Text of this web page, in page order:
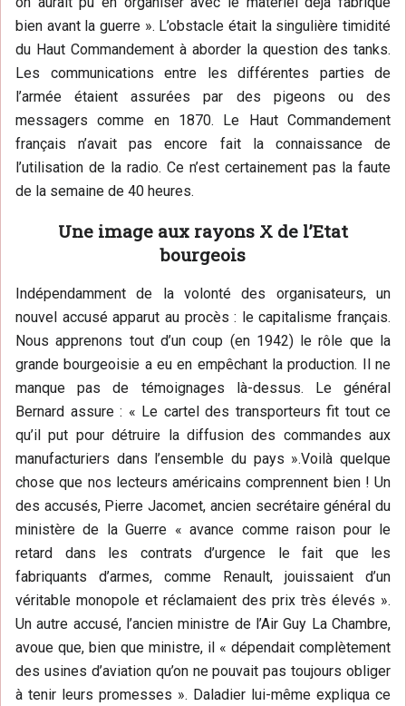
bien avant la guerre ». L’obstacle était la singulière timidité
du Haut Commandement à aborder la question des tanks.
Les communications entre les différentes parties de
l’armée étaient assurées par des pigeons ou des
messagers comme en 1870. Le Haut Commandement
français n’avait pas encore fait la connaissance de
l’utilisation de la radio. Ce n’est certainement pas la faute
de la semaine de 40 heures.
Une image aux rayons X de l’Etat
bourgeois
Indépendamment de la volonté des organisateurs, un
nouvel accusé apparut au procès : le capitalisme français.
Nous apprenons tout d’un coup (en 1942) le rôle que la
grande bourgeoisie a eu en empêchant la production. Il ne
manque pas de témoignages là-dessus. Le général
Bernard assure : « Le cartel des transporteurs fit tout ce
qu’il put pour détruire la diffusion des commandes aux
manufacturiers dans l’ensemble du pays ».Voilà quelque
chose que nos lecteurs américains comprennent bien ! Un
des accusés, Pierre Jacomet, ancien secrétaire général du
ministère de la Guerre « avance comme raison pour le
retard dans les contrats d’urgence le fait que les
fabriquants d’armes, comme Renault, jouissaient d’un
véritable monopole et réclamaient des prix très élevés ».
Un autre accusé, l’ancien ministre de l’Air Guy La Chambre,
avoue que, bien que ministre, il « dépendait complètement
des usines d’aviation qu’on ne pouvait pas toujours obliger
à tenir leurs promesses ». Daladier lui-même expliqua ce